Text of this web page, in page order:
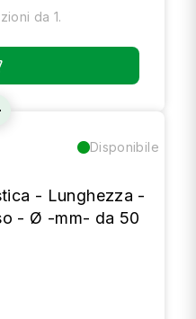
da 1.
Disponibile
- Lunghezza -
- Ø -mm- da 50